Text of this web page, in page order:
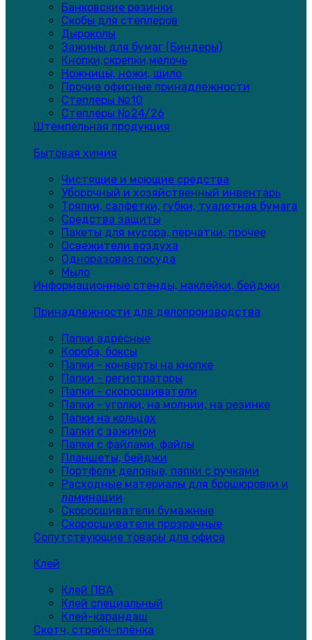
Банковские резинки
Скобы для степлеров
Дыроколы
Зажимы для бумаг (Биндеры)
Кнопки,скрепки,мелочь
Ножницы, ножи, шило
Прочие офисные принадлежности
Степлеры №10
Степлеры №24/26
Штемпельная продукция
Бытовая химия
Чистящие и моющие средства
Уборочный и хозяйственный инвентарь
Тряпки, салфетки, губки, туалетная бумага
Средства защиты
Пакеты для мусора, перчатки, прочее
Освежители воздуха
Одноразовая посуда
Мыло
Информационные стенды, наклейки, бейджи
Принадлежности для делопроизводства
Папки адресные
Короба, боксы
Папки - конверты на кнопке
Папки - регистраторы
Папки - скоросшиватели
Папки - уголки, на молнии, на резинке
Папки на кольцах
Папки с зажимом
Папки с файлами, файлы
Планшеты, бейджи
Портфели деловые, папки с ручками
Расходные материалы для брошюровки и
ламинации
Скоросшиватели бумажные
Скоросшиватели прозрачные
Сопутствующие товары для офиса
Клей
Клей ПВА
Клей специальный
Клей-карандаш
Скотч, стрейч-плёнка